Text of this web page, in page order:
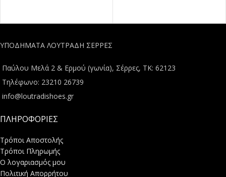
ΥΠΟΔΗΜΑΤΑ ΛΟΥΤΡΑΔΗ ΣΕΡΡΕΣ
Παύλου Μελά 2 & Ερμού (γωνία), Σέρρες, ΤΚ: 62123
Τηλέφωνο: 23210 26739
info@loutradishoes.gr
ΠΛΗΡΟΦΟΡΙΕΣ
Τρόποι Αποστολής
Τρόποι Πληρωμής
Ο λογαριασμός μου
Πολιτική Απορρήτου